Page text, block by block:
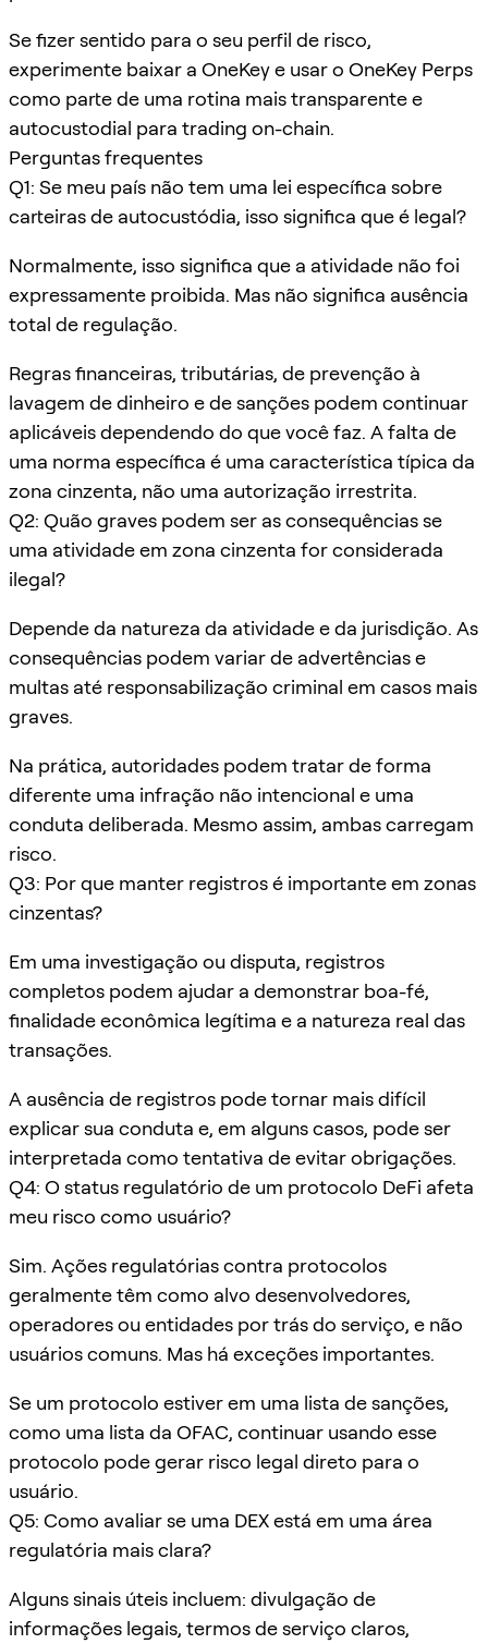
Se fizer sentido para o seu perfil de risco,
experimente baixar a OneKey e usar o OneKey Perps
como parte de uma rotina mais transparente e
autocustodial para trading on-chain.
Perguntas frequentes
Q1: Se meu país não tem uma lei específica sobre
carteiras de autocustódia, isso significa que é legal?
Normalmente, isso significa que a atividade não foi
expressamente proibida. Mas não significa ausência
total de regulação.
Regras financeiras, tributárias, de prevenção à
lavagem de dinheiro e de sanções podem continuar
aplicáveis dependendo do que você faz. A falta de
uma norma específica é uma característica típica da
zona cinzenta, não uma autorização irrestrita.
Q2: Quão graves podem ser as consequências se
uma atividade em zona cinzenta for considerada
ilegal?
Depende da natureza da atividade e da jurisdição. As
consequências podem variar de advertências e
multas até responsabilização criminal em casos mais
graves.
Na prática, autoridades podem tratar de forma
diferente uma infração não intencional e uma
conduta deliberada. Mesmo assim, ambas carregam
risco.
Q3: Por que manter registros é importante em zonas
cinzentas?
Em uma investigação ou disputa, registros
completos podem ajudar a demonstrar boa-fé,
finalidade econômica legítima e a natureza real das
transações.
A ausência de registros pode tornar mais difícil
explicar sua conduta e, em alguns casos, pode ser
interpretada como tentativa de evitar obrigações.
Q4: O status regulatório de um protocolo DeFi afeta
meu risco como usuário?
Sim. Ações regulatórias contra protocolos
geralmente têm como alvo desenvolvedores,
operadores ou entidades por trás do serviço, e não
usuários comuns. Mas há exceções importantes.
Se um protocolo estiver em uma lista de sanções,
como uma lista da OFAC, continuar usando esse
protocolo pode gerar risco legal direto para o
usuário.
Q5: Como avaliar se uma DEX está em uma área
regulatória mais clara?
Alguns sinais úteis incluem: divulgação de
informações legais, termos de serviço claros,